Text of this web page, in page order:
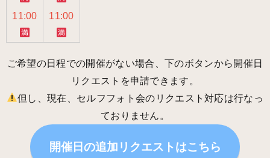
11:00 11:00
ご希望の日程での開催がない場合、下のボタンから開催日
リクエストを申請できます。
但し、現在、セルフフォト会のリクエスト対応は行なっ
ておりません。
開催日の追加リクエストはこちら